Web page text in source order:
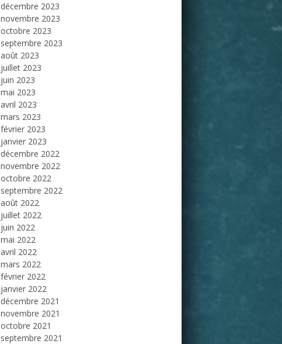
décembre 2023
novembre 2023
octobre 2023
septembre 2023
août 2023
juillet 2023
juin 2023
mai 2023
avril 2023
mars 2023
février 2023
janvier 2023
décembre 2022
novembre 2022
octobre 2022
septembre 2022
août 2022
juillet 2022
juin 2022
mai 2022
avril 2022
mars 2022
février 2022
janvier 2022
décembre 2021
novembre 2021
octobre 2021
septembre 2021